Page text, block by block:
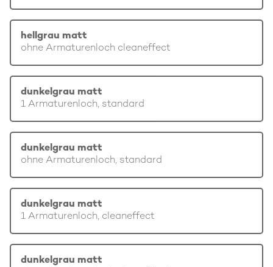
hellgrau matt
ohne Armaturenloch cleaneffect
dunkelgrau matt
1 Armaturenloch, standard
dunkelgrau matt
ohne Armaturenloch, standard
dunkelgrau matt
1 Armaturenloch, cleaneffect
dunkelgrau matt